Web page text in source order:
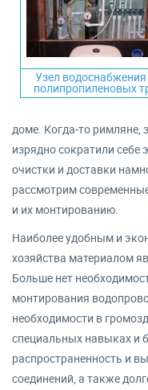
Узел водоснабжения
полипропиленовых
доме. Когда-то римляне,
изрядно сократили
очистки и доставки
рассмотрим
и их монтированию.
Наиболее удобным и
хозяйства материалом
Больше нет
монтирования
необходимости в
специальных навыках и
распространенность и
соединений, а также